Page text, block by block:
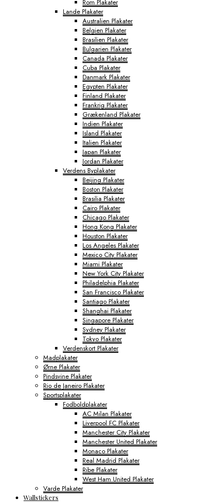
Rom Plakater
Lande Plakater
Australien Plakater
Belgien Plakater
Brasilien Plakater
Bulgarien Plakater
Canada Plakater
Cuba Plakater
Danmark Plakater
Egypten Plakater
Finland Plakater
Frankrig Plakater
Grækenland Plakater
Indien Plakater
Island Plakater
Italien Plakater
Japan Plakater
Jordan Plakater
Verdens Byplakater
Beijing Plakater
Boston Plakater
Brasilia Plakater
Cairo Plakater
Chicago Plakater
Hong Kong Plakater
Houston Plakater
Los Angeles Plakater
Mexico City Plakater
Miami Plakater
New York City Plakater
Philadelphia Plakater
San Francisco Plakater
Santiago Plakater
Shanghai Plakater
Singapore Plakater
Sydney Plakater
Tokyo Plakater
Verdenskort Plakater
Madplakater
Ørne Plakater
Pindsvine Plakater
Rio de Janeiro Plakater
Sportsplakater
Fodboldplakater
AC Milan Plakater
Liverpool FC Plakater
Manchester City Plakater
Manchester United Plakater
Monaco Plakater
Real Madrid Plakater
Ribe Plakater
West Ham United Plakater
Varde Plakater
Wallstickers